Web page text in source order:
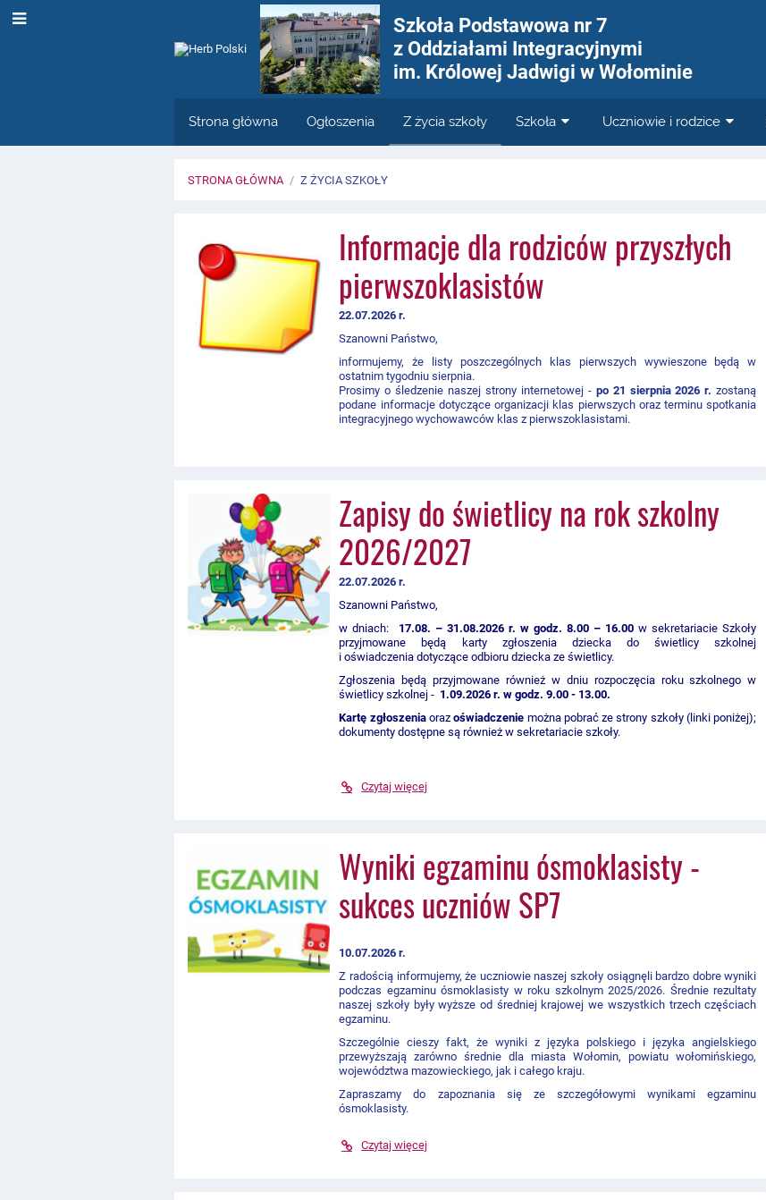
Szkoła Podstawowa nr 7
z Oddziałami Integracyjnymi
im. Królowej Jadwigi w Wołominie
Strona główna Ogłoszenia Z życia szkoły Szkoła Uczniowie i rodzice
STRONA GŁÓWNA / Z ŻYCIA SZKOŁY
życia
szkoły
Informacje dla rodziców przyszłych
pierwszoklasistów
22.07.2026 r.
Szanowni Państwo,
informujemy, że listy poszczególnych klas pierwszych wywieszone będą w
ostatnim tygodniu sierpnia.
Prosimy o śledzenie naszej strony internetowej - po 21 sierpnia 2026 r.zostaną
podane informacje dotyczące organizacji klas pierwszych oraz terminu spotkania
integracyjnego wychowawców klas z pierwszoklasistami.
Zapisy do świetlicy na rok szkolny
2026/2027
22.07.2026 r.
Szanowni Państwo,
w dniach: 17.08. – 31.08.2026 r. w godz. 8.00 – 16.00 w sekretariacie Szkoły
przyjmowane będą karty zgłoszenia dziecka do świetlicy szkolnej
i oświadczenia dotyczące odbioru dziecka ze świetlicy.
Zgłoszenia będą przyjmowane również w dniu rozpoczęcia roku szkolnego w
świetlicy szkolnej - 1 .09.2026 r. w godz. 9.00 - 13.00.
Kartę zgłoszeniaorazoświadczenie można pobrać ze strony szkoły (linki poniżej);
dokumenty dostępne są również w sekretariacie szkoły.
Czytaj więcej
Wyniki egzaminu ósmoklasisty -
sukces uczniów SP7
10.07.2026 r.
Z radością informujemy, że uczniowienaszej szkołyosiągnęli bardzo dobre wyniki
podczas egzaminu ósmoklasisty w roku szkolnym2025/2026. Średnie rezultaty
naszej szkoły były wyższe od średniej krajowej we wszystkich trzech częściach
egzaminu.
Szczególnie cieszy fakt, że wyniki z języka polskiego i języka angielskiego
przewyższają zarówno średnie dla miasta Wołomin, powiatu wołomińskiego,
województwa mazowieckiego, jak i całego kraju.
Zapraszamy do zapoznania się ze szczegółowymi wynikami egzaminu
ósmoklasisty.
Czytaj więcej